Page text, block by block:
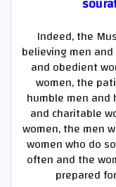
Indeed, the
believing men
and obedient
women, the
humble men
and charitable
women, the men
women who do
often and the
prepared